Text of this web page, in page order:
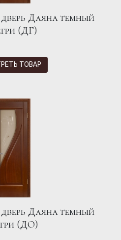
Даяна темный
(ДГ)
ТОВАР
Даяна темный
(ДО)